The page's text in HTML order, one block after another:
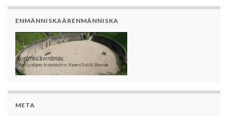
ENMÄNNISKAÄRENMÄNNISKA
META